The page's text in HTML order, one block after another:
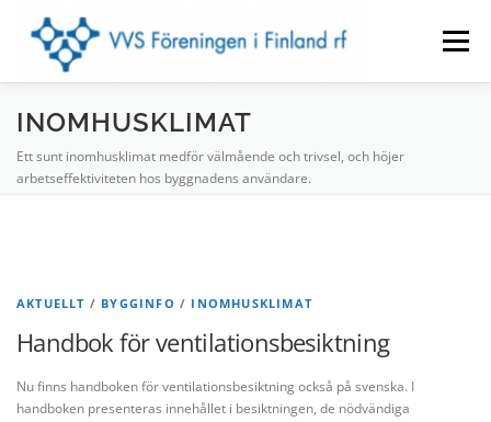
innehåll
Meny
FÖRENINGEN LOKALAVDELNINGAR
INOMHUSKLIMAT
Ett sunt inomhusklimat medför välmående och trivsel, och höjer
arbetseffektiviteten hos byggnadens användare.
AKTUELLT / BYGGINFO / INOMHUSKLIMAT
Handbok för ventilationsbesiktning
Nu finns handboken för ventilationsbesiktning också på svenska. I
handboken presenteras innehållet i besiktningen, de nödvändiga